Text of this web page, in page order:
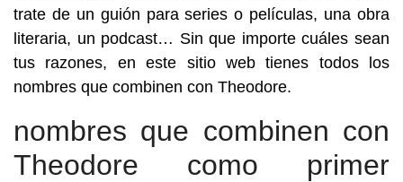
trate de un guión para series o películas, una obra
literaria, un podcast… Sin que importe cuáles sean
tus razones, en este sitio web tienes todos los
nombres que combinen con Theodore.
nombres que combinen con
Theodore como primer